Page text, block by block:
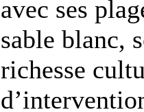
avec ses
sable blanc,
richesse